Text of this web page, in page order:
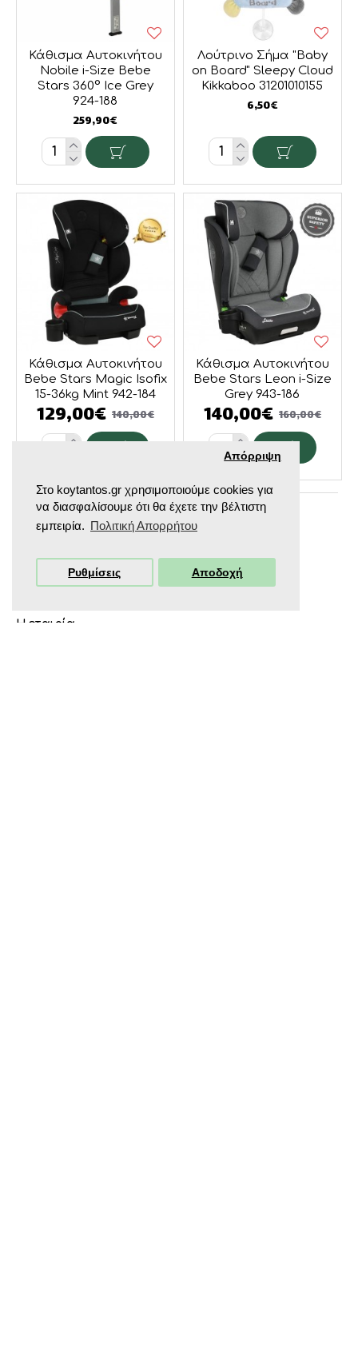
Στο koytantos.gr χρησιμοποιούμε cookies για
να διασφαλίσουμε ότι θα έχετε την βέλτιστη
εμπειρία. Πολιτική Απορρήτου
Απόρριψη
Ρυθμίσεις Αποδοχή
Κάθισμα Αυτοκινήτου
Nobile i-Size Bebe
Stars 360° Ice Grey
924-188
259,90€
Λούτρινο Σήμα "Baby
on Board" Sleepy Cloud
Kikkaboo 31201010155
6,50€
Κάθισμα Αυτοκινήτου
Bebe Stars Magic Isofix
15-36kg Mint 942-184
129,00€ 140,00€
Κάθισμα Αυτοκινήτου
Bebe Stars Leon i-Size
Grey 943-186
140,00€ 160,00€
Δεν υπάρχουν άλλα προϊόντα.
Η εταιρία
ΦΙΛΤΡΑ